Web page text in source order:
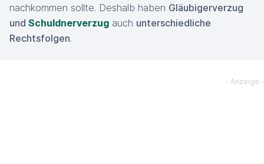
nachkommen sollte. Deshalb haben Gläubigerverzug
und Schuldnerverzug auch unterschiedliche
Rechtsfolgen.